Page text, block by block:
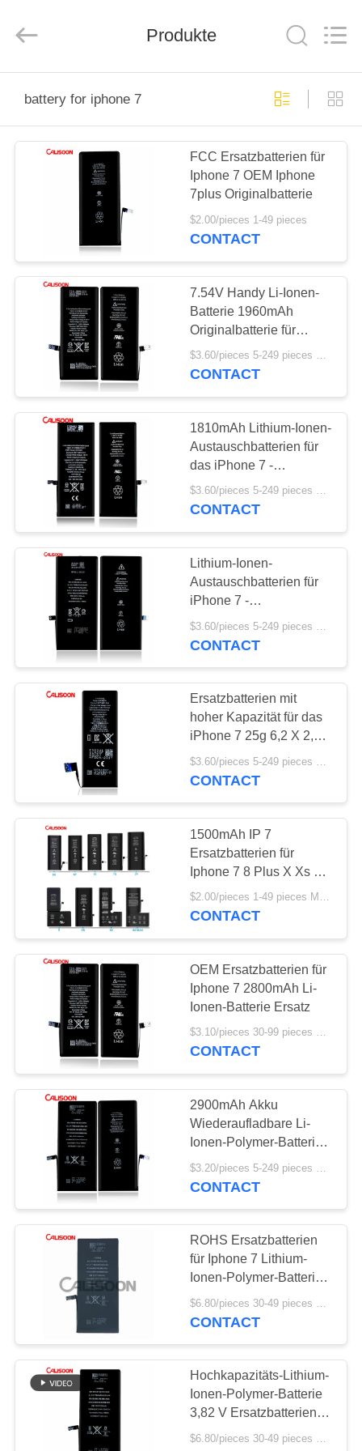
PRODUKTE
VIDEOS
UNS
FABRIK
TOUR
QUALITÄTSKONTROLLE
REFERENZEN
SITEMAP
PRIVACY
POLICY
Electronics
Produkte
battery for iphone 7
FCC Ersatzbatterien für
Iphone 7 OEM Iphone
7plus Originalbatterie
$2.00/pieces 1-49 pieces
CONTACT
7.54V Handy Li-Ionen-
Batterie 1960mAh
Originalbatterie für
Iphone 7
$3.60/pieces 5-249 pieces MOQ:5 Stücke
CONTACT
1810mAh Lithium-Ionen-
Austauschbatterien für
das iPhone 7 -
Langlebigkeit
$3.60/pieces 5-249 pieces MOQ:5 Stücke
CONTACT
Lithium-Ionen-
Austauschbatterien für
iPhone 7 -
Abmessungen 6,2 X 2,8
X 0,2 Zoll 25g
CONTACT
Ersatzbatterien mit
hoher Kapazität für das
iPhone 7 25g 6,2 X 2,8
X 0,2 Zoll
$3.60/pieces 5-249 pieces MOQ:5 Stücke
CONTACT
1500mAh IP 7
Ersatzbatterien für
Iphone 7 8 Plus X Xs Xr
11 12 13 Pro Max
$2.00/pieces 1-49 pieces MOQ:5 Stücke
CONTACT
OEM Ersatzbatterien für
Iphone 7 2800mAh Li-
Ionen-Batterie Ersatz
$3.10/pieces 30-99 pieces MOQ:30 Stück
CONTACT
2900mAh Akku
Wiederaufladbare Li-
Ionen-Polymer-Batterie
für Iphone 7 Plus
CONTACT
ROHS Ersatzbatterien
für Iphone 7 Lithium-
Ionen-Polymer-Batterie
3,8V
$6.80/pieces 30-49 pieces MOQ:30 Stück
CONTACT
Hochkapazitäts-Lithium-
Ionen-Polymer-Batterie
3,82 V Ersatzbatterien
für Iphone 7
$6.80/pieces 30-49 pieces MOQ:30 Stück